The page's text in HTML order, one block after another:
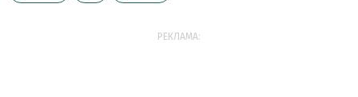
РЕКЛАМА: